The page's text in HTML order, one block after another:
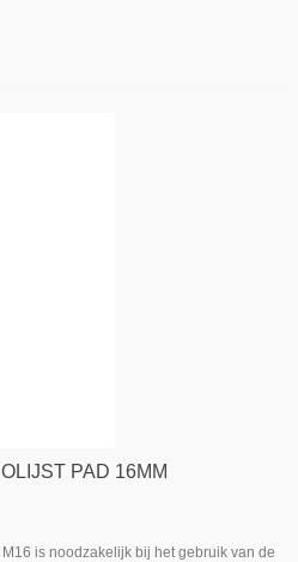
PAD 16MM
is noodzakelijk bij het gebruik van de